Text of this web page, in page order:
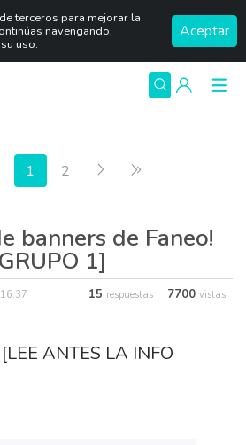
terceros para mejorar la
navengando,
uso.
Aceptar
página
Anterior
1 2 Siguiente
banners de Faneo!
1]
15 respuestas 7700 vistas
ANTES LA INFO